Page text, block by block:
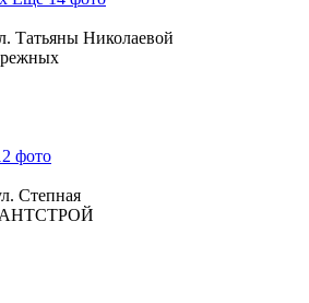
Татьяны Николаевой
фото
Степная